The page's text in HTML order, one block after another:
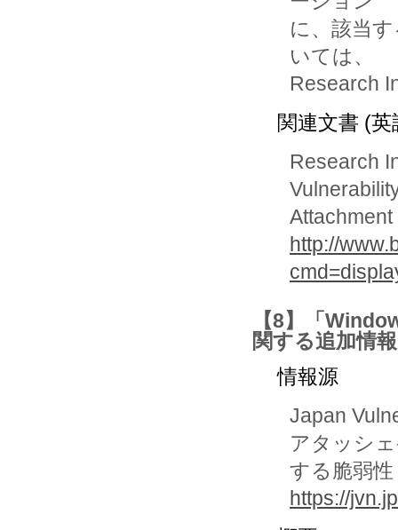
に、該当
いては、
Research
関連文書 (英
Research
http://
【8】「
関する追加情報
情報源
Japan
アタッシ
する脆弱性
https://